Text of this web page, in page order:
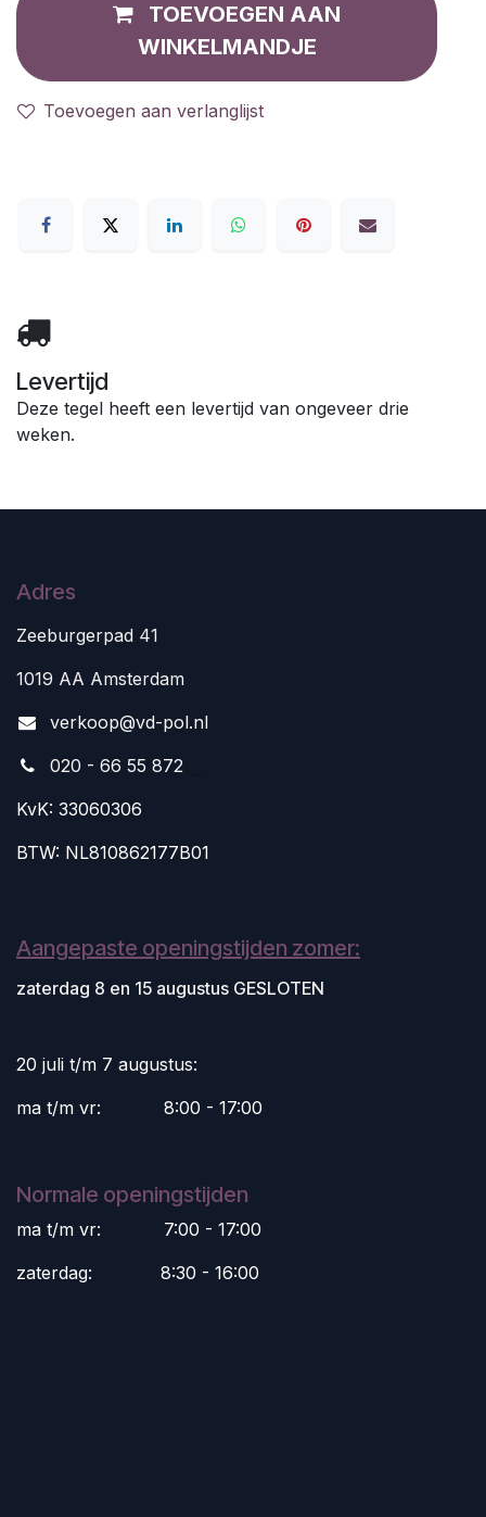
TOEVOEGEN AAN
WINKELMANDJE
Toevoegen aan verlanglijst
Levertijd
Deze tegel heeft een levertijd van ongeveer drie
weken.
Adres
Zeeburgerpad 41
1019 AA Amsterdam
verkoop@vd-pol.nl
020 - 66 55 872
KvK: 33060306
BTW: NL810862177B01
Aangepaste openingstijden zomer:
zaterdag 8 en 15 augustus GESLOTEN
20 juli t/m 7 augustus:
ma t/m vr:
​8:00 - 17:00
Normale openingstijden
ma t/m vr:
​7:00 - 17:00
zaterdag:
​8:30 - 16:00